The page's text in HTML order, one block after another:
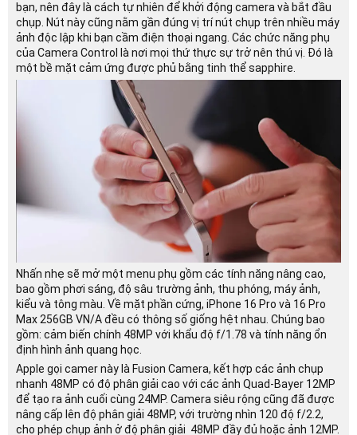
bạn, nên đây là cách tự nhiên để khởi động camera và bắt đầu
chụp. Nút này cũng nằm gần đúng vị trí nút chụp trên nhiều máy
ảnh độc lập khi bạn cầm điện thoại ngang. Các chức năng phụ
của Camera Control là nơi mọi thứ thực sự trở nên thú vị. Đó là
một bề mặt cảm ứng được phủ bằng tinh thể sapphire.
Nhấn nhẹ sẽ mở một menu phụ gồm các tính năng nâng cao,
bao gồm phơi sáng, độ sâu trường ảnh, thu phóng, máy ảnh,
kiểu và tông màu. Về mặt phần cứng, iPhone 16 Pro và 16 Pro
Max 256GB VN/A đều có thông số giống hệt nhau. Chúng bao
gồm: cảm biến chính 48MP với khẩu độ f/1.78 và tính năng ổn
định hình ảnh quang học.
Apple gọi camer này là Fusion Camera, kết hợp các ảnh chụp
nhanh 48MP có độ phân giải cao với các ảnh Quad-Bayer 12MP
để tạo ra ảnh cuối cùng 24MP. Camera siêu rộng cũng đã được
nâng cấp lên độ phân giải 48MP, với trường nhìn 120 độ f/2.2,
cho phép chụp ảnh ở độ phân giải 48MP đầy đủ hoặc ảnh 12MP.